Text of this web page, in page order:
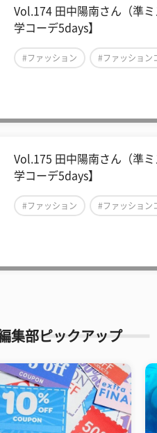
Vol.174 田中陽南さん（準
学コーデ5days】
#ファッション #ファッション
Vol.175 田中陽南さん（準
学コーデ5days】
#ファッション #ファッション
集部ピックアップ